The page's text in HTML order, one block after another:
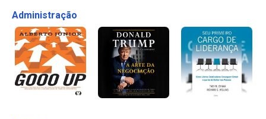
Administração